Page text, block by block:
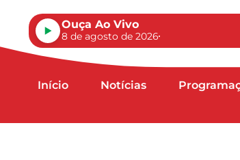
Ouça Ao Vivo
8 de agosto de 2026
Início Notícias